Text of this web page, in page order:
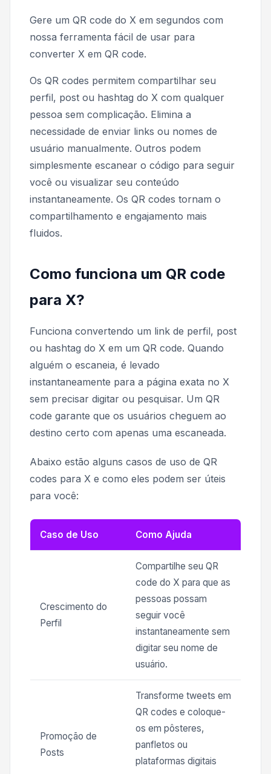
Gere um QR code do X em segundos com
nossa ferramenta fácil de usar para
converter X em QR code.
Os QR codes permitem compartilhar seu
perfil, post ou hashtag do X com qualquer
pessoa sem complicação. Elimina a
necessidade de enviar links ou nomes de
usuário manualmente. Outros podem
simplesmente escanear o código para seguir
você ou visualizar seu conteúdo
instantaneamente. Os QR codes tornam o
compartilhamento e engajamento mais
fluidos.
Como funciona um QR code
para X?
Funciona convertendo um link de perfil, post
ou hashtag do X em um QR code. Quando
alguém o escaneia, é levado
instantaneamente para a página exata no X
sem precisar digitar ou pesquisar. Um QR
code garante que os usuários cheguem ao
destino certo com apenas uma escaneada.
Abaixo estão alguns casos de uso de QR
codes para X e como eles podem ser úteis
para você:
Caso de Uso Como Ajuda
Crescimento do
Perfil
Compartilhe seu QR
code do X para que as
pessoas possam
seguir você
instantaneamente sem
digitar seu nome de
usuário.
Promoção de
Posts
Transforme tweets em
QR codes e coloque-
os em pôsteres,
panfletos ou
plataformas digitais